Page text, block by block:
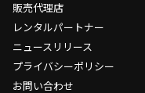
販売代理店
レンタルパートナー
ニュースリリース
プライバシーポリシー
お問い合わせ